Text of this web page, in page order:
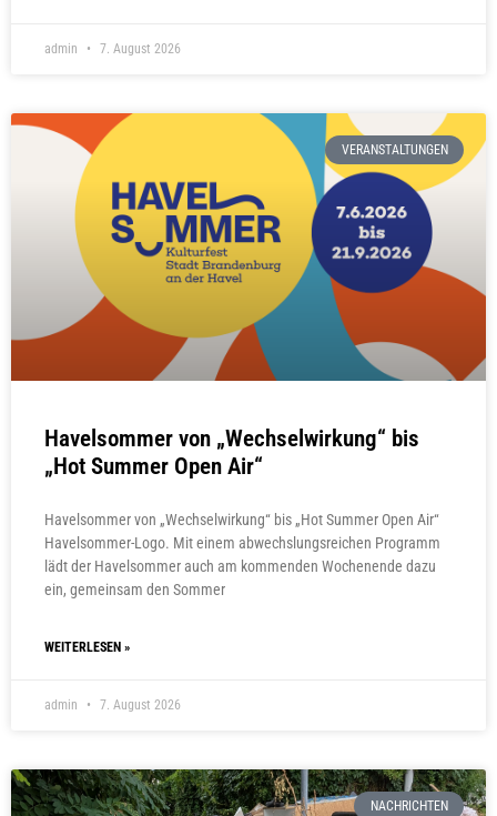
admin 7. August 2026
VERANSTALTUNGEN
Havelsommer von „Wechselwirkung“ bis
„Hot Summer Open Air“
Havelsommer von „Wechselwirkung“ bis „Hot Summer Open Air“
Havelsommer-Logo. Mit einem abwechslungsreichen Programm
lädt der Havelsommer auch am kommenden Wochenende dazu
ein, gemeinsam den Sommer
WEITERLESEN »
admin 7. August 2026
NACHRICHTEN